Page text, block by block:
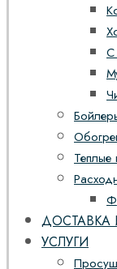
С
Теплые
ДОСТАВКА
УСЛУГИ